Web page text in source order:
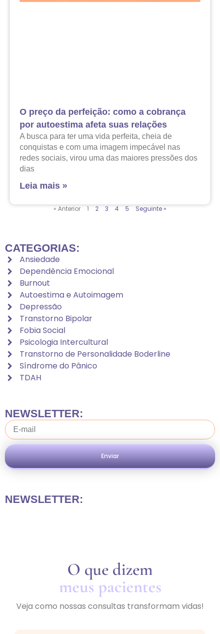
O preço da perfeição: como a cobrança
por autoestima afeta suas relações
A busca para ter uma vida perfeita, cheia de
conquistas e com uma imagem impecável nas
redes sociais, virou uma das maiores pressões dos
dias
Leia mais »
« Anterior 1 2 3 4 5 Seguinte »
CATEGORIAS:
Ansiedade
Dependência Emocional
Burnout
Autoestima e Autoimagem
Depressão
Transtorno Bipolar
Fobia Social
Psicologia Intercultural
Transtorno de Personalidade Boderline
Síndrome do Pânico
TDAH
NEWSLETTER:
Enviar
NEWSLETTER:
O que dizem
meus pacientes
Veja como nossas consultas transformam vidas!